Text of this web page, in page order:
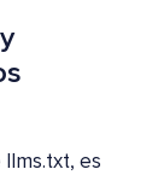
es